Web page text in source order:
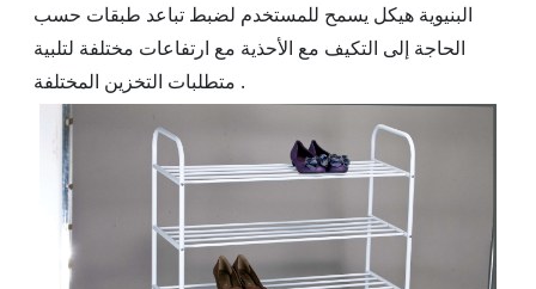
البنيوية هيكل يسمح للمستخدم لضبط تباعد طبقات حسب
الحاجة إلى التكيف مع الأحذية مع ارتفاعات مختلفة لتلبية
متطلبات التخزين المختلفة .